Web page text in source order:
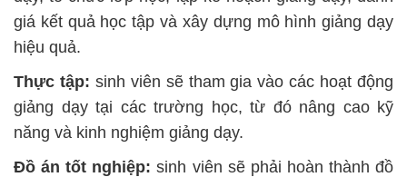
giá kết quả học tập và xây dựng mô hình giảng dạy
hiệu quả.
Thực tập: sinh viên sẽ tham gia vào các hoạt động
giảng dạy tại các trường học, từ đó nâng cao kỹ
năng và kinh nghiệm giảng dạy.
Đồ án tốt nghiệp: sinh viên sẽ phải hoàn thành đồ